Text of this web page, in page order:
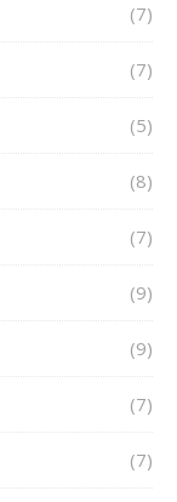
(7)
(7)
(5)
(8)
(7)
(9)
(9)
(7)
(7)